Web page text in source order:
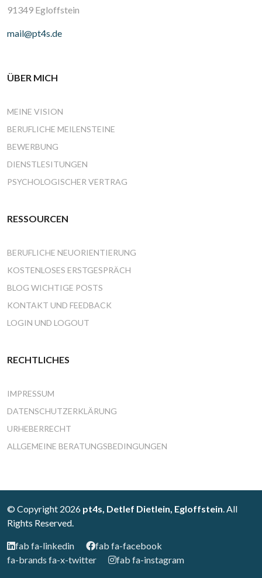
91349 Egloffstein
mail@pt4s.de
ÜBER MICH
MEINE VISION
BERUFLICHE MEILENSTEINE
BEWERBUNG
DIENSTLESITUNGEN
PSYCHOLOGISCHER VERTRAG
RESSOURCEN
BERUFLICHE NEUORIENTIERUNG
KOSTENLOSES ERSTGESPRÄCH
BLOG WICHTIGE POSTS
KONTAKT UND FEEDBACK
LOGIN UND LOGOUT
RECHTLICHES
IMPRESSUM
DATENSCHUTZERKLÄRUNG
URHEBERRECHT
ALLGEMEINE BERATUNGSBEDINGUNGEN
© Copyright 2026 pt4s, Detlef Dietlein, Egloffstein. All
Rights Reserved.
fab fa-linkedin
fab fa-facebook
fa-brands fa-x-twitter
fab fa-instagram